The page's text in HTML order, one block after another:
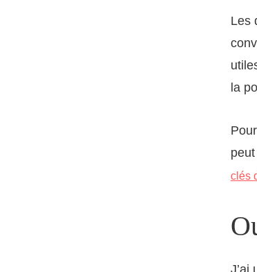
Les
la
clés
J’ai